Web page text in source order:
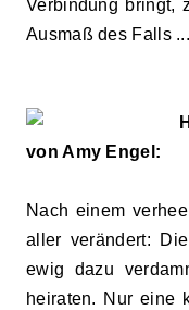
Verbindung bringt,
Ausmaß des Falls ...
von Amy Engel:
Nach einem
aller verändert:
ewig dazu
heiraten. Nur eine